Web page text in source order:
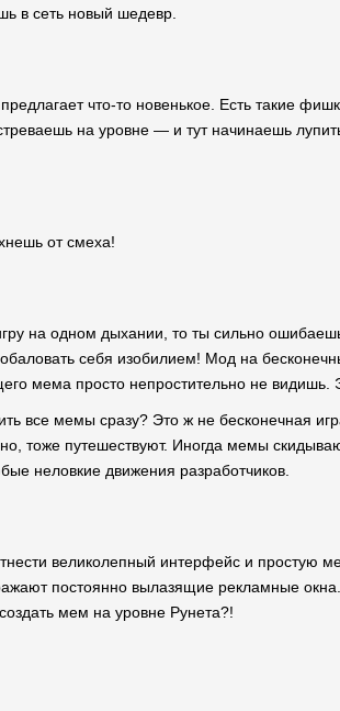
в сеть новый шедевр.
что-то новенькое. Есть такие
на уровне — и тут начинаешь
от смеха!
на одном дыхании, то ты сильно
себя изобилием! Мод на
мема просто непростительно не видишь.
все мемы сразу? Это ж не бесконечная
тоже путешествуют. Иногда мемы
неловкие движения разработчиков.
великолепный интерфейс и простую
постоянно вылазящие рекламные
мем на уровне Рунета?!